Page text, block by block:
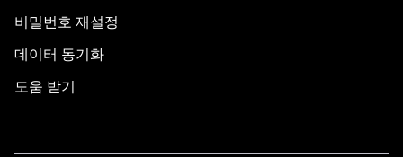
비밀번호 재설정
데이터 동기화
도움 받기